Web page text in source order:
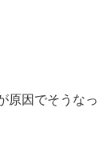
原因でそうなっ